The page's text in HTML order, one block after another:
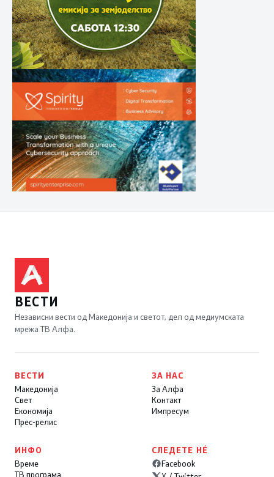
ВЕСТИ
Независни вести од Македонија и светот, дел од медиумската
мрежа ТВ Алфа.
ВЕСТИ
Македонија
Свет
Економија
Прес-релис
ЗА НАС
За Алфа
Контакт
Импресум
ИНФО
Време
ТВ програма
СЛЕДЕТЕ НÉ
Facebook